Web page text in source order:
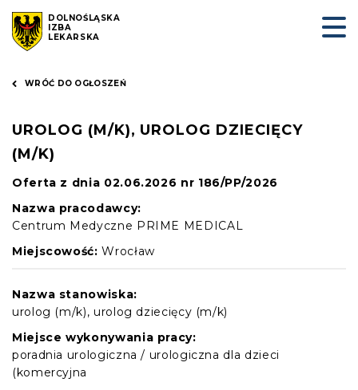
DOLNOŚLĄSKA
IZBA
LEKARSKA
WRÓĆ DO OGŁOSZEŃ
UROLOG (M/K), UROLOG DZIECIĘCY
(M/K)
Oferta z dnia 02.06.2026 nr 186/PP/2026
Nazwa pracodawcy:
Centrum Medyczne PRIME MEDICAL
Miejscowość: Wrocław
Nazwa stanowiska:
urolog (m/k), urolog dziecięcy (m/k)
Miejsce wykonywania pracy:
poradnia urologiczna / urologiczna dla dzieci
(komercyjna